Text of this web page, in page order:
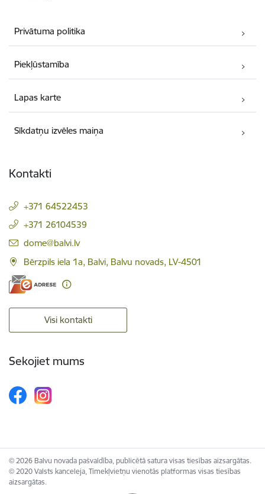
Privātuma politika
Piekļūstamība
Lapas karte
Sīkdatņu izvēles maiņa
Kontakti
+371 64522453
+371 26104539
E-pasts:
dome@balvi.lv
Bērzpils iela 1a, Balvi, Balvu novads, LV-4501
Visi kontakti
Sekojiet mums
© 2026 Balvu novada pašvaldība, publicētā satura visas tiesības aizsargātas.
© 2020 Valsts kanceleja, Tīmekļvietņu vienotās platformas visas tiesības
aizsargātas.